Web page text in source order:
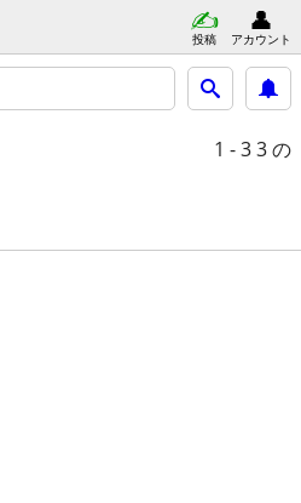
投稿 アカウント
1 - 33 の